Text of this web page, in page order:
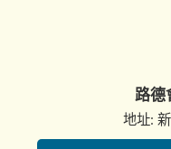
路德
地址: